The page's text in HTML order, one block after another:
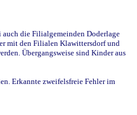
auch die Filialgemeinden Doderlage
mit den Filialen Klawittersdorf und
Übergangsweise sind Kinder aus
Erkannte zweifelsfreie Fehler im